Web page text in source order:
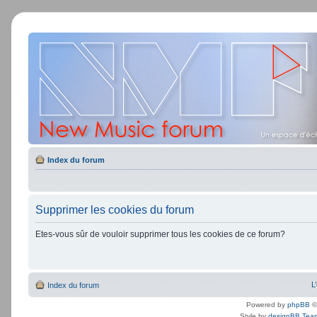
Index du forum
Supprimer les cookies du forum
Etes-vous sûr de vouloir supprimer tous les cookies de ce forum?
Index du forum
Powered by phpBB